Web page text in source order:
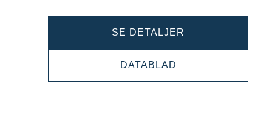
SE DETALJER
EFB
DATABLAD
EFB